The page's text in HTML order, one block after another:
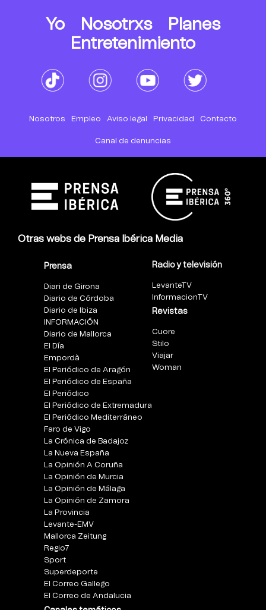
Yo Nosotrxs
Planes
Entretenimiento
Nosotros Empleo Aviso legal Privacidad Contacto
Canal de denuncias
Otras webs de Prensa Ibérica Media
Prensa
Diari de Girona
Diario de Córdoba
Diario de Ibiza
INFORMACIÓN
Diario de Mallorca
El Día
Empordà
El Periódico de Aragón
El Periódico de España
El Periódico
El Periódico de Extremadura
El Periódico Mediterráneo
Faro de Vigo
La Crónica de Badajoz
La Nueva España
La Opinión A Coruña
La Opinión de Murcia
La Opinión de Málaga
La Opinión de Zamora
La Provincia
Levante-EMV
Mallorca Zeitung
Regio7
Sport
Superdeporte
El Correo Gallego
El Correo de Andalucia
Radio y televisión
LevanteTV
InformacionTV
Revistas
Cuore
Stilo
Viajar
Woman